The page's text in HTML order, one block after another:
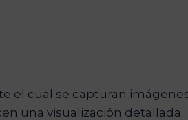
el cual se capturan
una visualización detallada